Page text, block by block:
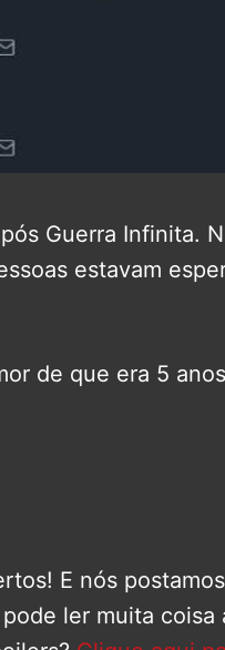
Guerra Infinita.
estavam
de que era 5
E nós
ler muita coisa